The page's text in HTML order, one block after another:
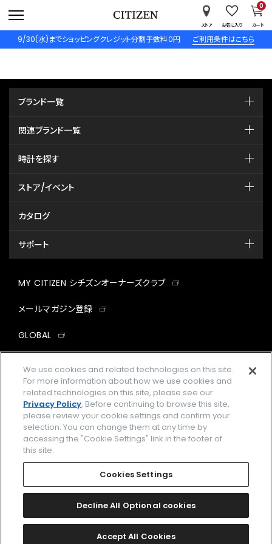
9/30(水)までショッピングクレジット分割手数料０円 ご利用条件はこちら
ストア お気に入り カート
0
ブランド一覧
関連ブランド一覧
時計を探す
ストア/イベント
カタログ
サポート
MY CITIZEN シチズンオーナーズクラブ
メールマガジン登録
GLOBAL
facebookinstagramtwitter
企業情報 ご利用規約
プライバシーポリシー Cookies Settings
Amazon PayはAmazon.com, Inc.またはその関連会社の商標です。
2026 CITIZEN WATCH CO., LTD.
We use cookies and related technologies on this site.
For more information about how we use cookies and
related technologies on this site, please see our
Privacy Policy. Before continuing to browse this site,
please review your cookie settings and confirm your
selection. You can change them at any time by
accessing the "Cookie Settings" link in the footer of
this site.
Cookies Settings
Decline All Optional cookies
Accept All Cookies